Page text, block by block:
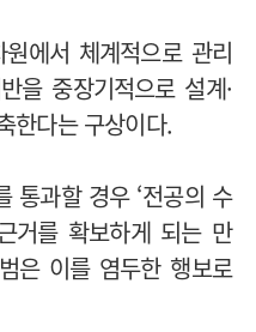
에서 체계적으로 관리
을 중장기적으로 설계·
한다는 구상이다.
통과할 경우 ‘전공의 수
거를 확보하게 되는 만
은 이를 염두한 행보로